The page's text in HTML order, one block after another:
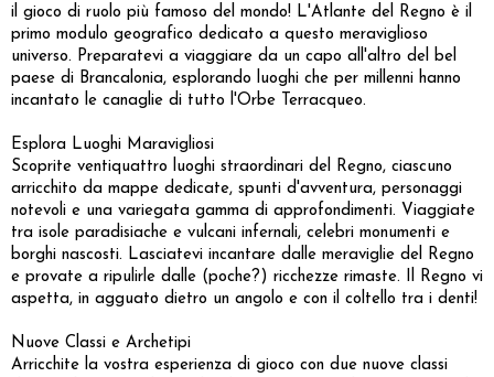
il gioco di ruolo più famoso del mondo! L'Atlante del Regno è il
primo modulo geografico dedicato a questo meraviglioso
universo. Preparatevi a viaggiare da un capo all'altro del bel
paese di Brancalonia, esplorando luoghi che per millenni hanno
incantato le canaglie di tutto l'Orbe Terracqueo.
Esplora Luoghi Maravigliosi
Scoprite ventiquattro luoghi straordinari del Regno, ciascuno
arricchito da mappe dedicate, spunti d'avventura, personaggi
notevoli e una variegata gamma di approfondimenti. Viaggiate
tra isole paradisiache e vulcani infernali, celebri monumenti e
borghi nascosti. Lasciatevi incantare dalle meraviglie del Regno
e provate a ripulirle dalle (poche?) ricchezze rimaste. Il Regno vi
aspetta, in agguato dietro un angolo e con il coltello tra i denti!
Nuove Classi e Archetipi
Arricchite la vostra esperienza di gioco con due nuove classi